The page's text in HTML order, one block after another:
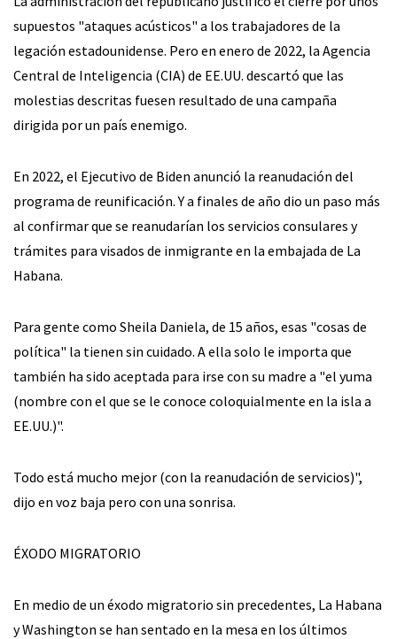
supuestos "ataques acústicos" a los trabajadores de la
legación estadounidense. Pero en enero de 2022, la Agencia
Central de Inteligencia (CIA) de EE.UU. descartó que las
molestias descritas fuesen resultado de una campaña
dirigida por un país enemigo.
En 2022, el Ejecutivo de Biden anunció la reanudación del
programa de reunificación. Y a finales de año dio un paso más
al confirmar que se reanudarían los servicios consulares y
trámites para visados de inmigrante en la embajada de La
Habana.
Para gente como Sheila Daniela, de 15 años, esas "cosas de
política" la tienen sin cuidado. A ella solo le importa que
también ha sido aceptada para irse con su madre a "el yuma
(nombre con el que se le conoce coloquialmente en la isla a
EE.UU.)".
Todo está mucho mejor (con la reanudación de servicios)",
dijo en voz baja pero con una sonrisa.
ÉXODO MIGRATORIO
En medio de un éxodo migratorio sin precedentes, La Habana
y Washington se han sentado en la mesa en los últimos